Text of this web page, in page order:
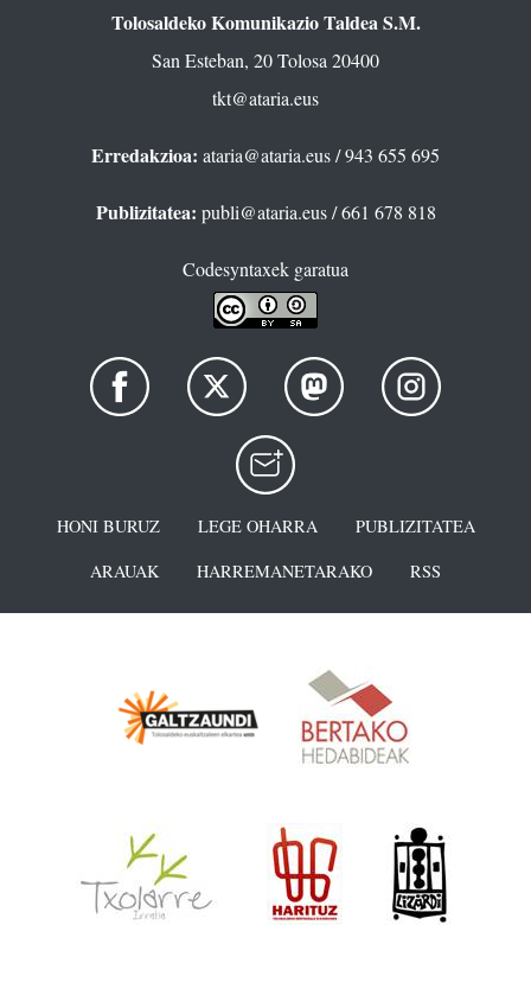
Tolosaldeko Komunikazio Taldea S.M.
San Esteban, 20 Tolosa 20400
tkt@ataria.eus
Erredakzioa: ataria@ataria.eus/ 943 655 695
Publizitatea: publi@ataria.eus/ 661 678 818
Codesyntaxek garatua
HONI BURUZ LEGE OHARRA
PUBLIZITATEA
ARAUAK
HARREMANETARAKO RSS